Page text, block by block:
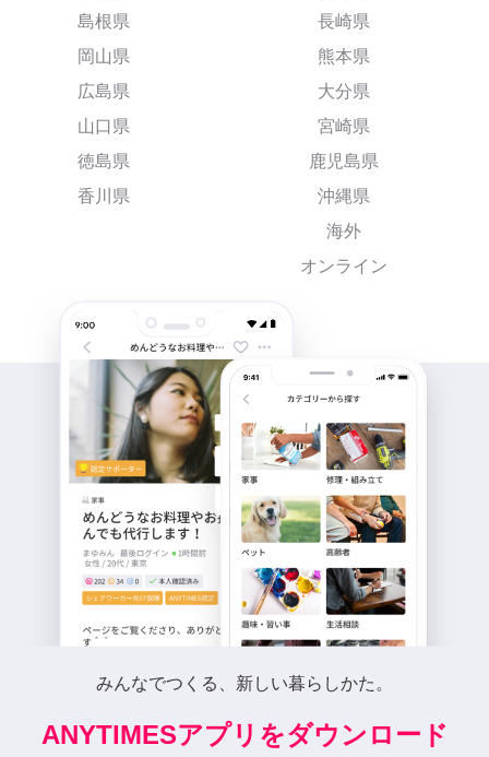
島根県
岡山県
広島県
山口県
徳島県
香川県
長崎県
熊本県
大分県
宮崎県
鹿児島県
沖縄県
海外
オンライン
みんなでつくる、新しい暮らしかた。
ANYTIMESアプリをダウンロード